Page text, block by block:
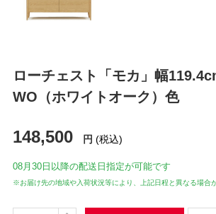
ローチェスト「モカ」幅
WO（ホワイトオーク）色
148,500 円 (税込)
08月30日 以降の配送日指定が可能です
※お届け先の地域や入荷状況等により、上記日程と異なる場合